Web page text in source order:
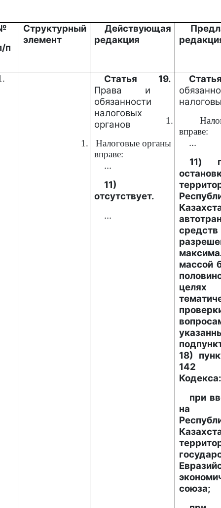
п
Структурный
элемент
Действующая
редакция
Статья 19.
Права и
обязанности
налоговых
органов
1.
Налоговые органы
вправе:
...
11)
отсутствует.
...
1.
вправе:
...
11)
массой
целях
18)
142
Кодекса:
при
на
союза;